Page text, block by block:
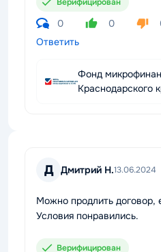
0 0
Ответить
Фонд
Краснодарского
Д Дмитрий Н.13.06.2024
Можно продлить договор,
Условия понравились.
Верифицирован